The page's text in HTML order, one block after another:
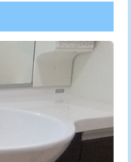
現場見積
11,000円
33,000円
+3,300円
33,000円
11,000円